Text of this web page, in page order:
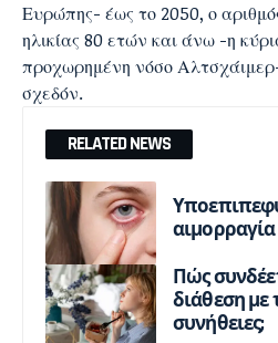
Ευρώπης- έως το 2050, ο
ηλικίας 80 ετών και άνω -η
προχωρημένη νόσο
σχεδόν.
RELATED NEWS
αιμορραγία
Πώς
διάθεση με
συνήθειες;